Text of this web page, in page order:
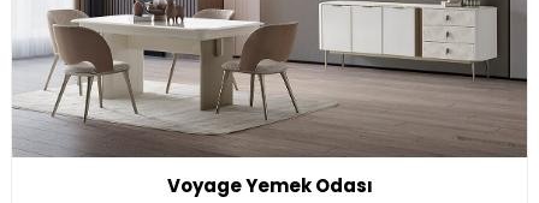
Voyage Yemek Odası